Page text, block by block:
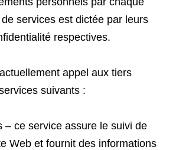
services est dictée par leurs
respectives.
appel aux tiers
suivants :
– ce service assure le suivi de
Web et fournit des informations